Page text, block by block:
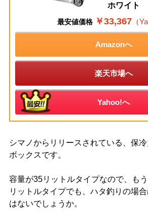
ホワイト
最安値価格 ￥33,367 （
Amazonへ
楽天市場へ
Yahoo!へ
シマノからリリースされている、保
ボックスです。
容量が35リットルタイプなので、も
リットルタイプでも、ハタ釣りの場
はないでしょうか。